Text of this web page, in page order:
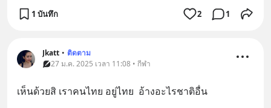
1 บันทึก 2 1
Jkatt • ติดตาม
27 ม.ค. 2025 เวลา 11:08 • กีฬา
เห็นด้วยสิ เราคนไทย อยู่ไทย  อ้างอะไรชาติอื่น